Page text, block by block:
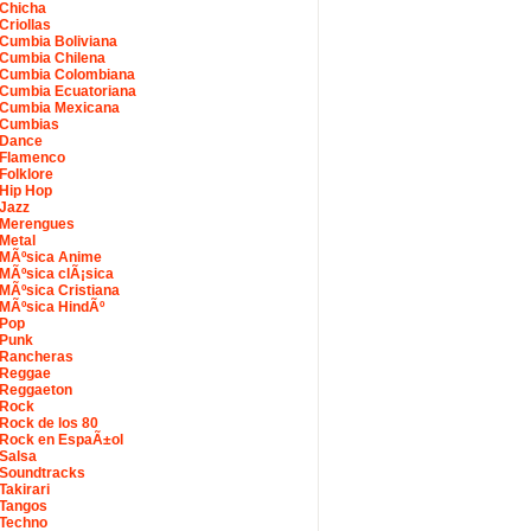
Chicha
Criollas
Cumbia Boliviana
Cumbia Chilena
Cumbia Colombiana
Cumbia Ecuatoriana
Cumbia Mexicana
Cumbias
Dance
Flamenco
Folklore
Hip Hop
Jazz
Merengues
Metal
MÃºsica Anime
MÃºsica clÃ¡sica
MÃºsica Cristiana
MÃºsica HindÃº
Pop
Punk
Rancheras
Reggae
Reggaeton
Rock
Rock de los 80
Rock en EspaÃ±ol
Salsa
Soundtracks
Takirari
Tangos
Techno